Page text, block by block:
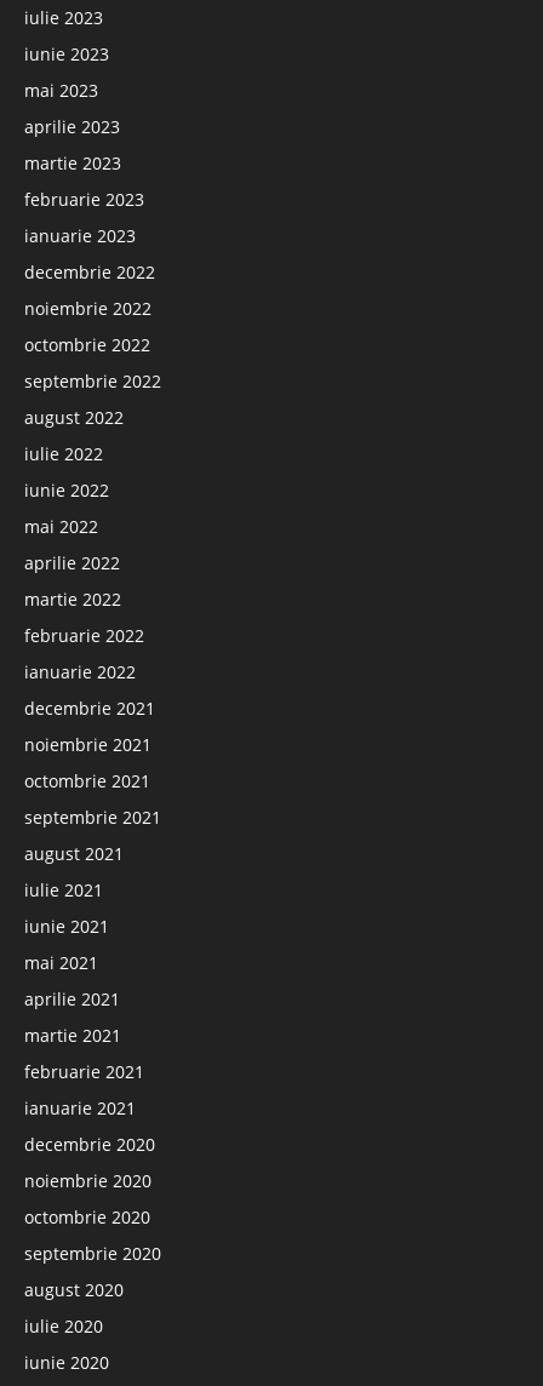
iulie 2023
iunie 2023
mai 2023
aprilie 2023
martie 2023
februarie 2023
ianuarie 2023
decembrie 2022
noiembrie 2022
octombrie 2022
septembrie 2022
august 2022
iulie 2022
iunie 2022
mai 2022
aprilie 2022
martie 2022
februarie 2022
ianuarie 2022
decembrie 2021
noiembrie 2021
octombrie 2021
septembrie 2021
august 2021
iulie 2021
iunie 2021
mai 2021
aprilie 2021
martie 2021
februarie 2021
ianuarie 2021
decembrie 2020
noiembrie 2020
octombrie 2020
septembrie 2020
august 2020
iulie 2020
iunie 2020